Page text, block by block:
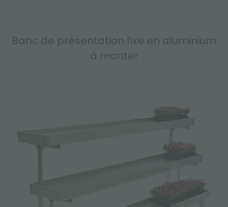
Banc de présentation fixe en aluminium
à monter